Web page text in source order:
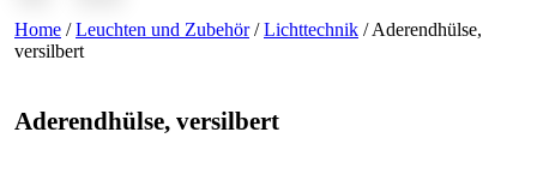
Home /Leuchten und Zubehör/Lichttechnik / Aderendhülse,
versilbert
Aderendhülse, versilbert